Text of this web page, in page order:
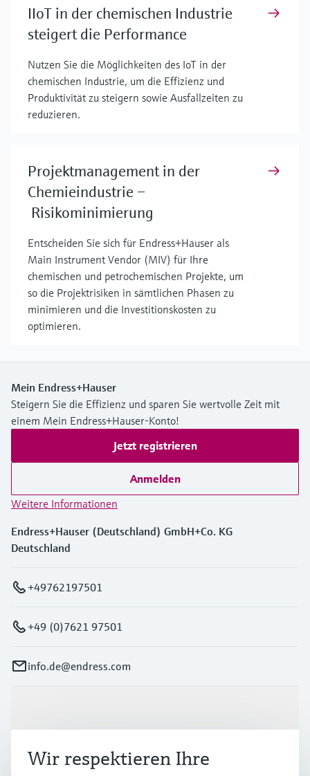
IIoT in der chemischen Industrie
steigert die Performance
Nutzen Sie die Möglichkeiten des IoT in der
chemischen Industrie, um die Effizienz und
Produktivität zu steigern sowie Ausfallzeiten zu
reduzieren.
Projektmanagement in der
Chemieindustrie –
Risikominimierung
Entscheiden Sie sich für Endress+Hauser als
Main Instrument Vendor (MIV) für Ihre
chemischen und petrochemischen Projekte, um
so die Projektrisiken in sämtlichen Phasen zu
minimieren und die Investitionskosten zu
optimieren.
Mein Endress+Hauser
Steigern Sie die Effizienz und sparen Sie wertvolle Zeit mit
einem Mein Endress+Hauser-Konto!
Jetzt registrieren
Anmelden
Weitere Informationen
Endress+Hauser (Deutschland) GmbH+Co. KG
Deutschland
+49762197501
+49 (0)7621 97501
info.de@endress.com
Branchen
Wir respektieren Ihre